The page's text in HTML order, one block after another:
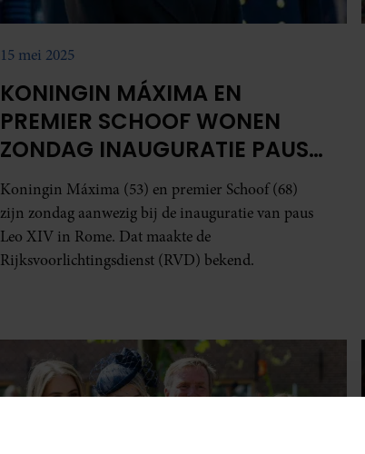
15 mei 2025
KONINGIN MÁXIMA EN
PREMIER SCHOOF WONEN
ZONDAG INAUGURATIE PAUS
LEO BIJ
Koningin Máxima (53) en premier Schoof (68)
zijn zondag aanwezig bij de inauguratie van paus
Leo XIV in Rome. Dat maakte de
Rijksvoorlichtingsdienst (RVD) bekend.